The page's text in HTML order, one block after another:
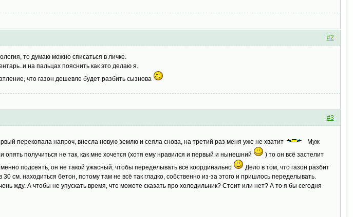
#2
то думаю можно списаться в личке.
на пальцах пояснить как это делаю я.
что газон дешевле будет разбить сызнова
#3
перекопала напроч, внесла новую землю и сеяла снова, на третий раз меня уже не хватит
Муж
опять получиться не так, как мне хочется (хотя ему нравился и первый и нынешний
) то он всё застелит
подсеять, он не такой ужасный, чтобы переделывать всё координально
Дело в том, что газон разбит
см. находиться бетон, потому там не всё так гладко, собственно из-за этого и пришлось переделывать.
жду. А чтобы не упускать время, что можете сказать про холодильник? Стоит или нет? А то я бы сегодня